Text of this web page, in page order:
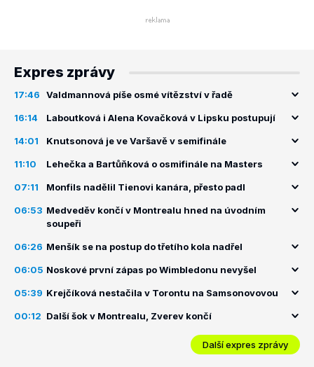
Expres zprávy
17:46 Valdmannová píše osmé vítězství v řadě
16:14 Laboutková i Alena Kovačková v Lipsku postupují
14:01 Knutsonová je ve Varšavě v semifinále
11:10 Lehečka a Bartůňková o osmifinále na Masters
07:11 Monfils nadělil Tienovi kanára, přesto padl
06:53 Medveděv končí v Montrealu hned na úvodním
soupeři
06:26 Menšík se na postup do třetího kola nadřel
06:05 Noskové první zápas po Wimbledonu nevyšel
05:39 Krejčíková nestačila v Torontu na Samsonovovou
00:12 Další šok v Montrealu, Zverev končí
Další expres zprávy